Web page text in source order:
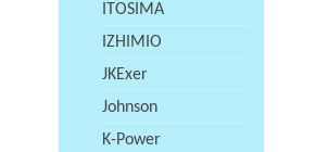
ITOSIMA
IZHIMIO
JKExer
Johnson
K-Power